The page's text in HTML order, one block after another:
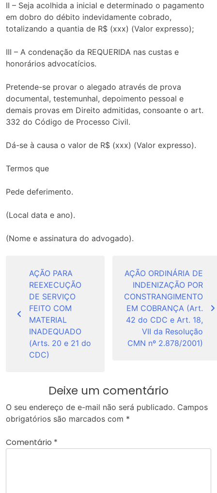
II – Seja acolhida a inicial e determinado o pagamento
em dobro do débito indevidamente cobrado,
totalizando a quantia de R$ (xxx) (Valor expresso);
III – A condenação da REQUERIDA nas custas e
honorários advocatícios.
Pretende-se provar o alegado através de prova
documental, testemunhal, depoimento pessoal e
demais provas em Direito admitidas, consoante o art.
332 do Código de Processo Civil.
Dá-se à causa o valor de R$ (xxx) (Valor expresso).
Termos que
Pede deferimento.
(Local data e ano).
(Nome e assinatura do advogado).
Post
AÇÃO PARA
REEXECUÇÃO
DE SERVIÇO
FEITO COM
MATERIAL
INADEQUADO
(Arts. 20 e 21 do
CDC)
AÇÃO ORDINÁRIA DE
INDENIZAÇÃO POR
CONSTRANGIMENTO
EM COBRANÇA (Art.
42 do CDC e Art. 18,
VII da Resolução
CMN nº 2.878/2001)
Deixe um comentário
O seu endereço de e-mail não será publicado. Campos
obrigatórios são marcados com *
Comentário *